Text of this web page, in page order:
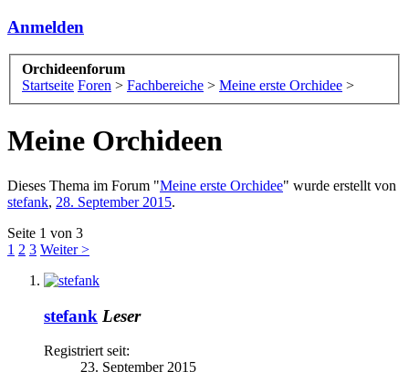
Anmelden
Orchideenforum
Startseite Foren > Fachbereiche > Meine erste Orchidee >
Meine Orchideen
Dieses Thema im Forum "Meine erste Orchidee" wurde erstellt von
stefank, 28. September 2015.
Seite 1 von 3
1 2 3 Weiter >
stefank Leser
Registriert seit:
23. September 2015